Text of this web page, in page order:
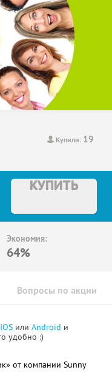
Купили: 19
КУПИТЬ
Экономия:
64%
Вопросы по акции
IOS или Android и
удобно :)
от компании Sunny